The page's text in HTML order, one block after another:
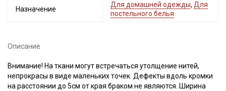
Назначение
Для домашней одежды, Для
постельного белья
Описание
Внимание! На ткани могут встречаться утолщение нитей,
непрокрасы в виде маленьких точек. Дефекты вдоль кромки
на расстоянии до 5см от края браком не являются. Ширина